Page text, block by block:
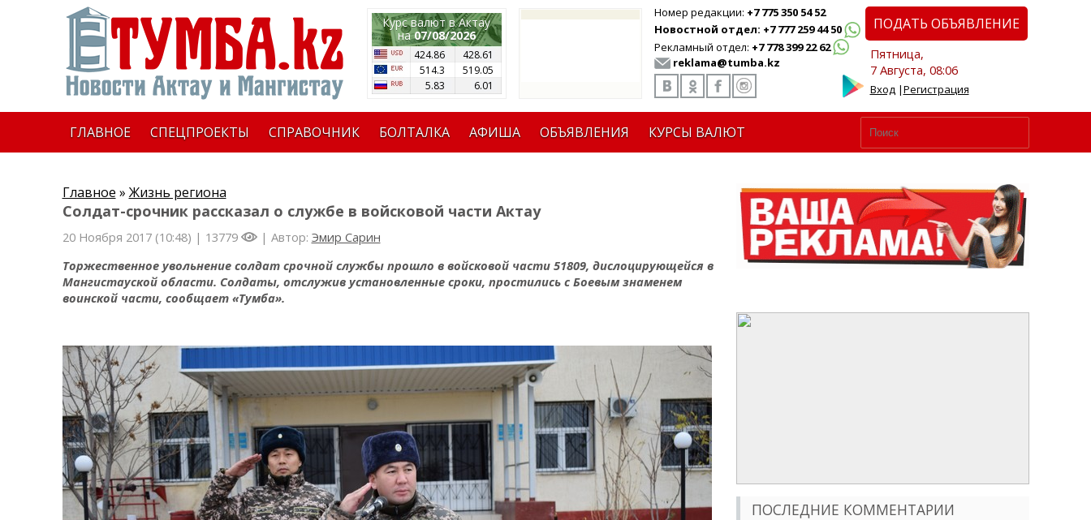
Курс валют в Актау
на07/08/2026
424.86
428.61
514.3
519.05
5.83
6.01
Номер редакции: +7 775 350 54 52
Новостной отдел: +7 777 259 44 50
Рекламный отдел: +7 778 399 22 62
reklama@tumba.kz
ПОДАТЬ ОБЪЯВЛЕНИЕ
Пятница,
7 Августа, 08:06
Вход|Регистрация
ГЛАВНОЕ СПЕЦПРОЕКТЫ СПРАВОЧНИК БОЛТАЛКА АФИША ОБЪЯВЛЕНИЯ КУРСЫ ВАЛЮТ
Главное » Жизнь региона
Солдат-срочник рассказал о службе в войсковой части Актау
20 Ноября 2017 (10:48) | 13779 | Автор: Эмир Сарин
Торжественное увольнение солдат срочной службы прошло в войсковой части 51809, дислоцирующейся в
Мангистауской области. Солдаты, отслужив установленные сроки, простились с Боевым знаменем
воинской части, сообщает «Тумба».
ПОСЛЕДНИЕ КОММЕНТАРИИ